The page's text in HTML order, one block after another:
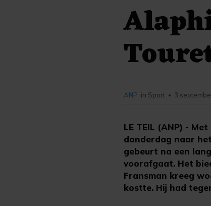
LE TEIL (ANP) -
donderdag naar
gebeurt na een
voorafgaat. Het
Fransman kreeg
kostte. Hij had
ANP in Sport • 3